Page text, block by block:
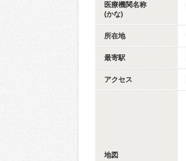
医療機関名称
(かな)
所在地
最寄駅
アクセス
地図